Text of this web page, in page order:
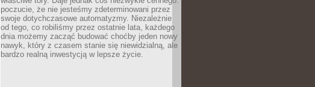
poczucie, że nie jesteśmy zdeterminowani przez
swoje dotychczasowe automatyzmy. Niezależnie
od tego, co robiliśmy przez ostatnie lata, każdego
dnia możemy zacząć budować choćby jeden nowy
nawyk, który z czasem stanie się niewidzialną, ale
bardzo realną inwestycją w lepsze życie.